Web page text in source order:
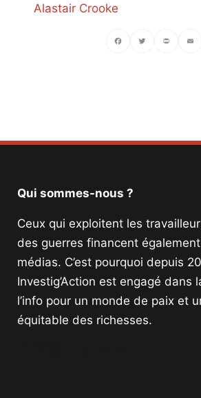
Alastair Crooke
Qui sommes-nous ?
Ceux qui exploitent les
des guerres financent
médias. C’est pourquoi depuis
Investig’Action est engagé dans
l’info pour un monde de paix et
équitable des richesses.